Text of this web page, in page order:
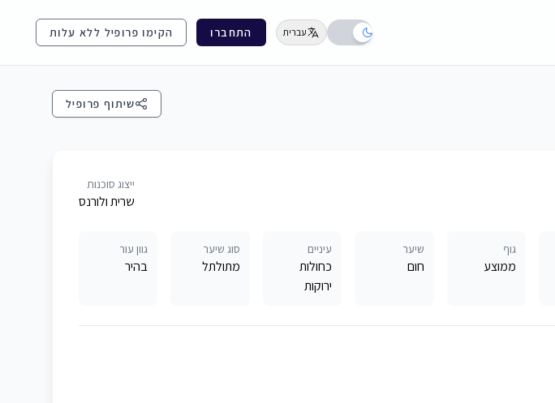
עברית התחברו הקימו פרופיל ללא עלות
שיתוף פרופיל
ייצוג סוכנות
שרית ולורנס
גוף
ממוצע
שיער
חום
עיניים
כחולות
ירוקות
סוג שיער
מתולתל
גוון עור
בהיר